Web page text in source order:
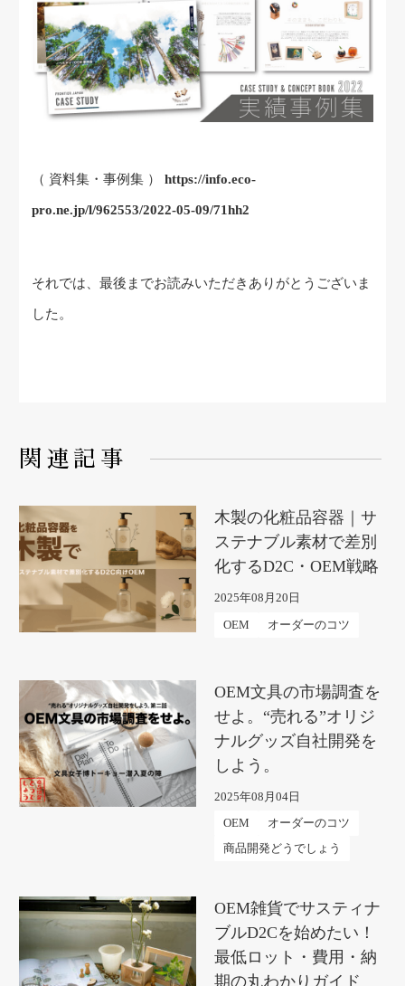
（ 資料集・事例集 ） https://info.eco-
pro.ne.jp/l/962553/2022-05-09/71hh2
それでは、最後までお読みいただきありがとうございま
した。
関連記事
木製の化粧品容器｜サ
ステナブル素材で差別
化するD2C・OEM戦略
2025年08月20日
OEM オーダーのコツ
OEM文具の市場調査を
せよ。“売れる”オリジ
ナルグッズ自社開発を
しよう。
2025年08月04日
OEM
オーダーのコツ
商品開発どうでしょう
OEM雑貨でサスティナ
ブルD2Cを始めたい！
最低ロット・費用・納
期の丸わかりガイド